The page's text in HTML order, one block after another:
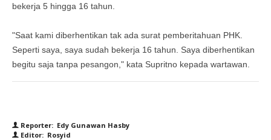
bekerja 5 hingga 16 tahun.
"Saat kami diberhentikan tak ada surat pemberitahuan PHK.
Seperti saya, saya sudah bekerja 16 tahun. Saya diberhentikan
begitu saja tanpa pesangon," kata Supritno kepada wartawan.
Reporter: Edy Gunawan Hasby
Editor: Rosyid